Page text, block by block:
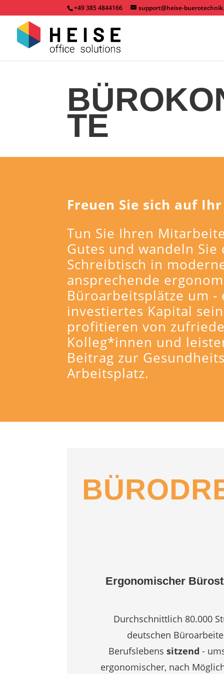
+49 385 4844166 support@heise-
TE
Freuen Sie sich auf
Tun Sie Ihren
Gutes und wandeln Sie
Schreibtisch in
ansprechende
Büroarbeitsplätze um -
investiertes Kapital
profitieren von
Kolleg*innen und
Beitrag zur
Arbeitsplatz.
Ergonomischer
Durchschnittlich 80.000
deutschen
Berufslebenssitzend -
ergonomischer, nach